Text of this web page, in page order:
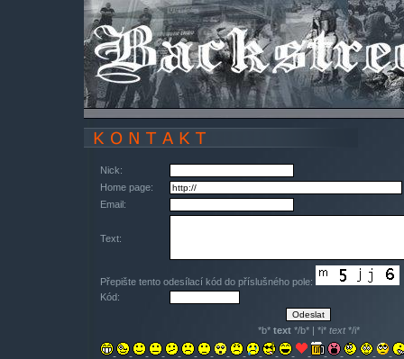
Nick:
Home page:
Email:
Text:
Přepište tento odesílací kód do příslušného pole:
Kód:
*b* text*/b* | *i* text*/i*